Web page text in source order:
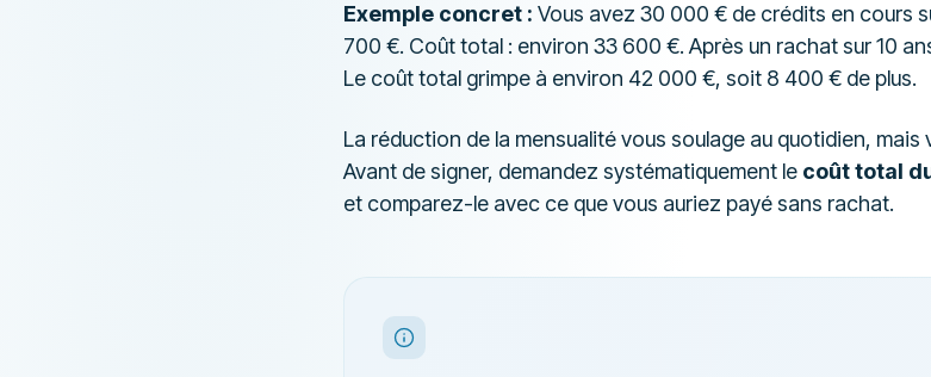
Exemple concret : Vous avez 30 000 € de crédits en cours
700 €. Coût total : environ 33 600 €. Après un rachat sur 10
Le coût total grimpe à environ 42 000 €, soit 8 400 € de plus.
La réduction de la mensualité vous soulage au quotidien, mais
Avant de signer, demandez systématiquement le coût total
et comparez-le avec ce que vous auriez payé sans rachat.